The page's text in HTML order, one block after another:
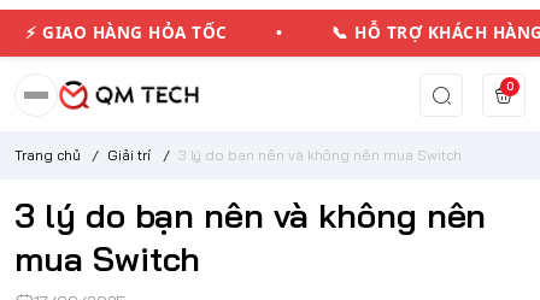
GIAO HÀNG HỎA TỐC • 📞 HỖ TRỢ KHÁCH
0
Trang chủ / Giải trí / 3 lý do bạn nên và không nên mua Switch
3 lý do bạn nên và không nên
mua Switch